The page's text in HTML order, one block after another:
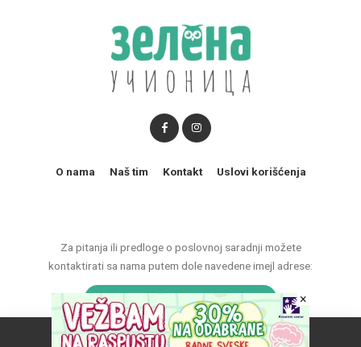
Za pitanja ili predloge o poslovnoj saradnji možete
kontaktirati sa nama putem dole navedene imejl adrese:
marketing@zelenaucionica.com
O nama Naš tim Kontakt Uslovi korišćenja
Naš vebsajt koristi kolačiće da poboljša vaše iskustvo.
×